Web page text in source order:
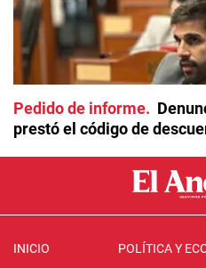
Pedido de informe
prestó el código de
INICIO POLÍTICA Y